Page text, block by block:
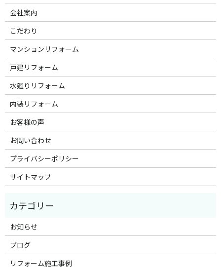
会社案内
こだわり
マンションリフォーム
戸建リフォーム
水廻りリフォーム
内装リフォーム
お客様の声
お問い合わせ
プライバシーポリシー
サイトマップ
お知らせ
ブログ
リフォーム施工事例